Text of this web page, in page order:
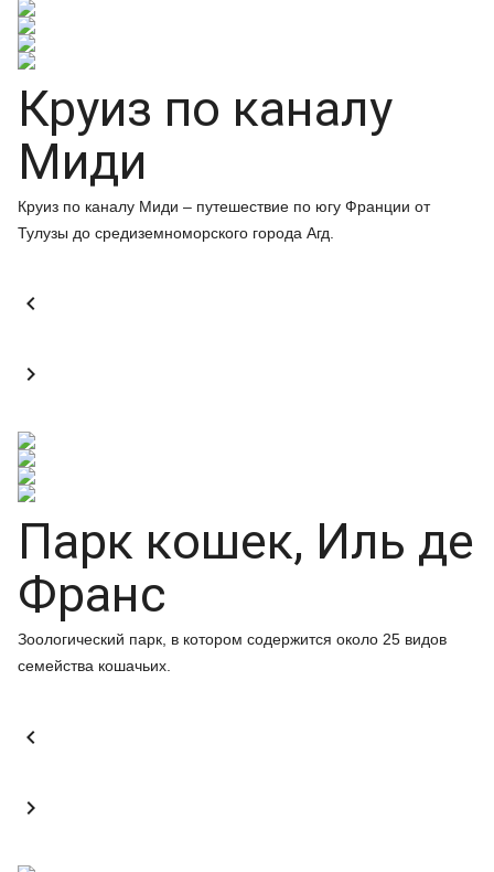
Круиз по каналу
Миди
Круиз по каналу Миди – путешествие по югу Франции от
Тулузы до средиземноморского города Агд.


Парк кошек, Иль де
Франс
Зоологический парк, в котором содержится около 25 видов
семейства кошачьих.

